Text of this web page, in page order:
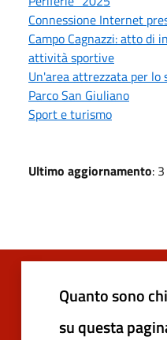
Connessione Internet
Campo Cagnazzi: atto di
attività sportive
Un'area attrezzata per
Parco San Giuliano
Sport e turismo
Ultimo aggiornamento:
Quanto sono
su questa